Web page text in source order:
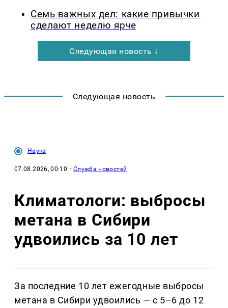
Семь важных дел: какие привычки
сделают неделю ярче
Следующая новость ↓
Следующая новость
Наука
07.08.2026, 00:10 · Служба новостей
Климатологи: выбросы
метана в Сибири
удвоились за 10 лет
За последние 10 лет ежегодные выбросы
метана в Сибири удвоились — с 5–6 до 12